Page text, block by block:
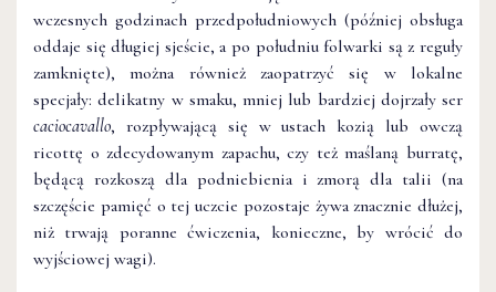
wczesnych godzinach przedpołudniowych (później obsługa
oddaje się długiej sjeście, a po południu folwarki są z reguły
zamknięte), można również zaopatrzyć się w lokalne
specjały: delikatny w smaku, mniej lub bardziej dojrzały ser
caciocavallo, rozpływającą się w ustach kozią lub owczą
ricottę o zdecydowanym zapachu, czy też maślaną burratę,
będącą rozkoszą dla podniebienia i zmorą dla talii (na
szczęście pamięć o tej uczcie pozostaje żywa znacznie dłużej,
niż trwają poranne ćwiczenia, konieczne, by wrócić do
wyjściowej wagi).